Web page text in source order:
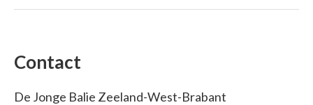
Contact
De Jonge Balie Zeeland-West-Brabant